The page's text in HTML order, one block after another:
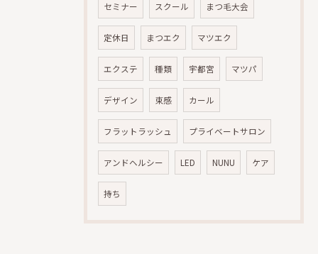
セミナー スクール まつ毛大会
定休日 まつエク マツエク
エクステ 種類 宇都宮 マツパ
デザイン 束感 カール
フラットラッシュ プライベートサロン
アンドヘルシー LED NUNU ケア
持ち